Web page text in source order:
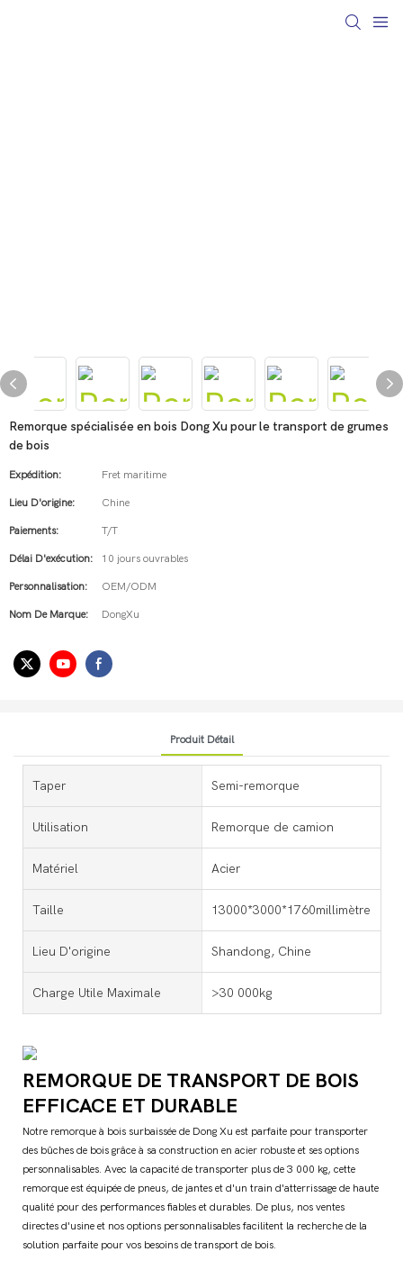
Remorque spécialisée en bois Dong Xu pour le transport de grumes
de bois
Expédition: Fret maritime
Lieu D'origine: Chine
Paiements: T/T
Délai D'exécution: 10 jours ouvrables
Personnalisation: OEM/ODM
Nom De Marque: DongXu
Produit Détail
Taper Semi-remorque
Utilisation Remorque de camion
Matériel Acier
Taille 13000*3000*1760millimètre
Lieu D'origine Shandong, Chine
Charge Utile Maximale >30 000kg
REMORQUE DE TRANSPORT DE BOIS
EFFICACE ET DURABLE
Notre remorque à bois surbaissée de Dong Xu est parfaite pour transporter
des bûches de bois grâce à sa construction en acier robuste et ses options
personnalisables. Avec la capacité de transporter plus de 3 000 kg, cette
remorque est équipée de pneus, de jantes et d'un train d'atterrissage de haute
qualité pour des performances fiables et durables. De plus, nos ventes
directes d'usine et nos options personnalisables facilitent la recherche de la
solution parfaite pour vos besoins de transport de bois.